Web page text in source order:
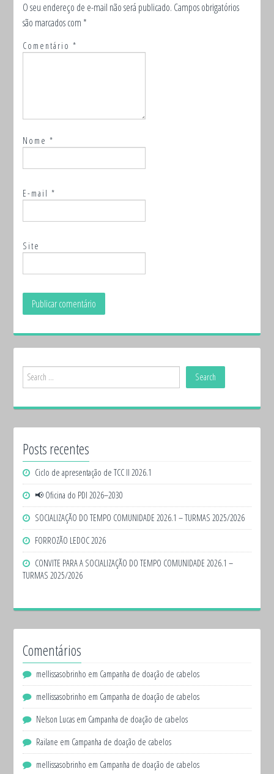
O seu endereço de e-mail não será publicado. Campos obrigatórios
são marcados com *
Comentário*
Nome*
E-mail*
Site
Posts recentes
Ciclo de apresentação de TCC II 2026.1
📢 Oficina do PDI 2026–2030
SOCIALIZAÇÃO DO TEMPO COMUNIDADE 2026.1 – TURMAS 2025/2026
FORROZÃO LEDOC 2026
CONVITE PARA A SOCIALIZAÇÃO DO TEMPO COMUNIDADE 2026.1 –
TURMAS 2025/2026
Comentários
mellissasobrinho em Campanha de doação de cabelos
mellissasobrinho em Campanha de doação de cabelos
Nelson Lucas em Campanha de doação de cabelos
Railane em Campanha de doação de cabelos
mellissasobrinho em Campanha de doação de cabelos